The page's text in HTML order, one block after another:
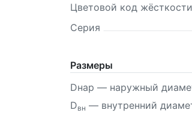
Цветовой код жёсткости
Серия
Размеры
Dнар — наружный
Dвн — внутренний